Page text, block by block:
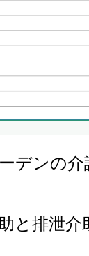
デンの介
と排泄介